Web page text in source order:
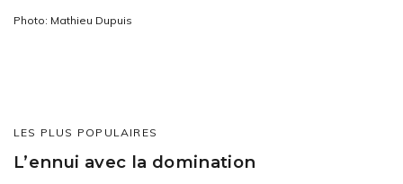
Photo: Mathieu Dupuis
LES PLUS POPULAIRES
L’ennui avec la domination